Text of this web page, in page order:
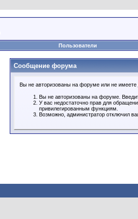
Пользователи
Сообщение форума
Вы не авторизованы на форуме или не имеете
Вы не авторизованы на форуме.
У вас недостаточно прав для
привилегированным функциям.
Возможно, администратор отключил